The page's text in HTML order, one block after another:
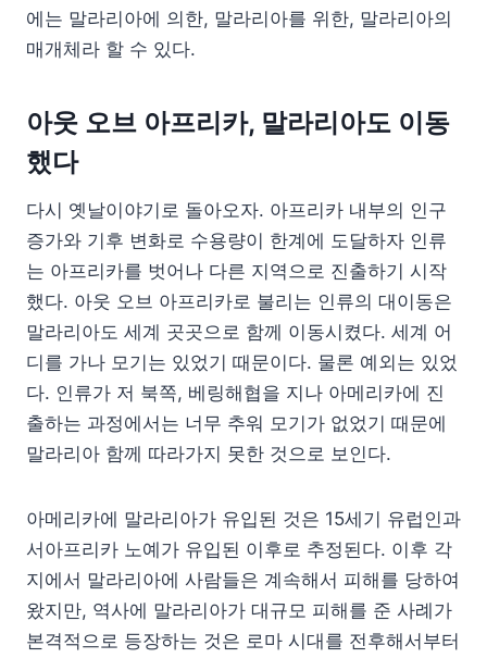
에는 말라리아에 의한, 말라리아를 위한, 말라리아의
매개체라 할 수 있다.
아웃 오브 아프리카, 말라리아도 이동
했다
다시 옛날이야기로 돌아오자. 아프리카 내부의 인구
증가와 기후 변화로 수용량이 한계에 도달하자 인류
는 아프리카를 벗어나 다른 지역으로 진출하기 시작
했다. 아웃 오브 아프리카로 불리는 인류의 대이동은
말라리아도 세계 곳곳으로 함께 이동시켰다. 세계 어
디를 가나 모기는 있었기 때문이다. 물론 예외는 있었
다. 인류가 저 북쪽, 베링해협을 지나 아메리카에 진
출하는 과정에서는 너무 추워 모기가 없었기 때문에
말라리아 함께 따라가지 못한 것으로 보인다.
아메리카에 말라리아가 유입된 것은 15세기 유럽인과
서아프리카 노예가 유입된 이후로 추정된다. 이후 각
지에서 말라리아에 사람들은 계속해서 피해를 당하여
왔지만, 역사에 말라리아가 대규모 피해를 준 사례가
본격적으로 등장하는 것은 로마 시대를 전후해서부터